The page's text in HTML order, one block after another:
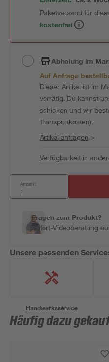
Paketversand für
kostenfrei
Abholung im
Auf Anfrage
Dieser Artikel ist im
vorrätig. Du kannst
schicken und wir
Transportkosten).
Artikel anfragen >
Verfügbarkeit in
Anzahl:
Fragen zum Produkt?
Sofort-Videoberatung
Unsere passenden
Handwerksservice
Häufig dazu